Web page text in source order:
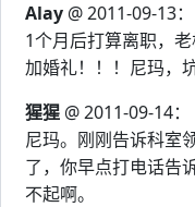
Alay @ 2011-09-13：
1个月后打算离职，
加婚礼！！！尼玛，
猩猩 @ 2011-09-14：
尼玛。刚刚告诉科室
了，你早点打电话告
不起啊。